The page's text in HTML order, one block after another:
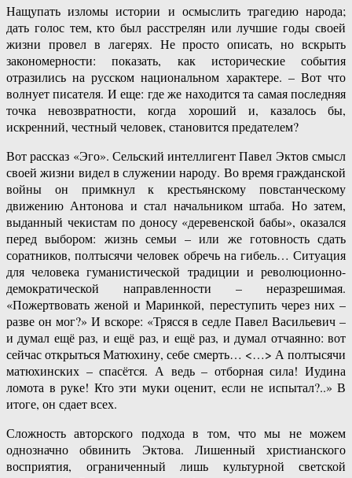
Нащупать изломы истории и осмыслить трагедию народа;
дать голос тем, кто был расстрелян или лучшие годы своей
жизни провел в лагерях. Не просто описать, но вскрыть
закономерности: показать, как исторические события
отразились на русском национальном характере. – Вот что
волнует писателя. И еще: где же находится та самая последняя
точка невозвратности, когда хороший и, казалось бы,
искренний, честный человек, становится предателем?
Вот рассказ «Эго». Сельский интеллигент Павел Эктов смысл
своей жизни видел в служении народу. Во время гражданской
войны он примкнул к крестьянскому повстанческому
движению Антонова и стал начальником штаба. Но затем,
выданный чекистам по доносу «деревенской бабы», оказался
перед выбором: жизнь семьи – или же готовность сдать
соратников, полтысячи человек обречь на гибель… Ситуация
для человека гуманистической традиции и революционно-
демократической направленности – неразрешимая.
«Пожертвовать женой и Маринкой, переступить через них –
разве он мог?» И вскоре: «Трясся в седле Павел Васильевич –
и думал ещё раз, и ещё раз, и ещё раз, и думал отчаянно: вот
сейчас открыться Матюхину, себе смерть… <…> А полтысячи
матюхинских – спасётся. А ведь – отборная сила! Иудина
ломота в руке! Кто эти муки оценит, если не испытал?..» В
итоге, он сдает всех.
Сложность авторского подхода в том, что мы не можем
однозначно обвинить Эктова. Лишенный христианского
восприятия, ограниченный лишь культурной светской